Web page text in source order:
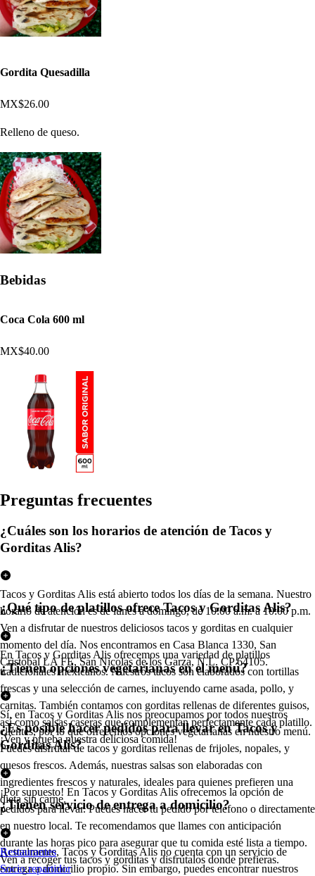
Gordita Quesadilla
MX$26.00
Relleno de queso.
Bebidas
Coca Cola 600 ml
MX$40.00
Preguntas frecuentes
¿Cuáles son los horarios de atención de Tacos y
Gorditas Alis?
Tacos y Gorditas Alis está abierto todos los días de la semana. Nuestro
horario de atención es de lunes a domingo, de 10:00 a.m. a 10:00 p.m.
Ven a disfrutar de nuestros deliciosos tacos y gorditas en cualquier
momento del día. Nos encontramos en Casa Blanca 1330, San
Cristobal LA FE, San Nicolas de los Garza, N.L. CP 64105.
¿Qué tipo de platillos ofrece Tacos y Gorditas Alis?
En Tacos y Gorditas Alis ofrecemos una variedad de platillos
tradicionales mexicanos. Nuestros tacos son elaborados con tortillas
frescas y una selección de carnes, incluyendo carne asada, pollo, y
carnitas. También contamos con gorditas rellenas de diferentes guisos,
así como salsas caseras que complementan perfectamente cada platillo.
¡Ven y prueba nuestra deliciosa comida!
¿Tienen opciones vegetarianas en el menú?
Sí, en Tacos y Gorditas Alis nos preocupamos por todos nuestros
clientes, por lo que ofrecemos opciones vegetarianas en nuestro menú.
Puedes disfrutar de tacos y gorditas rellenas de frijoles, nopales, y
quesos frescos. Además, nuestras salsas son elaboradas con
ingredientes frescos y naturales, ideales para quienes prefieren una
dieta sin carne.
¿Es posible hacer pedidos para llevar en Tacos y
Gorditas Alis?
¡Por supuesto! En Tacos y Gorditas Alis ofrecemos la opción de
pedidos para llevar. Puedes hacer tu pedido por teléfono o directamente
en nuestro local. Te recomendamos que llames con anticipación
durante las horas pico para asegurar que tu comida esté lista a tiempo.
Ven a recoger tus tacos y gorditas y disfrútalos donde prefieras.
¿Tienen servicio de entrega a domicilio?
Actualmente, Tacos y Gorditas Alis no cuenta con un servicio de
entrega a domicilio propio. Sin embargo, puedes encontrar nuestros
Restaurantes
Socio repartidor